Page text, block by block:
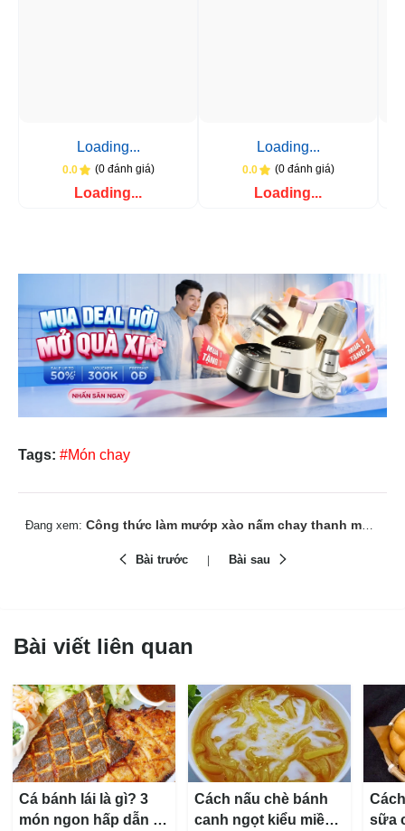
Loading...
0.0 (0 đánh giá)
Loading...
Loading...
0.0 (0 đánh giá)
Loading...
Tags: #Món chay
Đang xem: Công thức làm mướp xào nấm chay thanh mát, tươi ngon
Bài trước Bài sau
Bài viết liên quan
Cá bánh lái là gì? 3
món ngon hấp dẫn từ
Cách nấu chè bánh
canh ngọt kiểu miền
sữa